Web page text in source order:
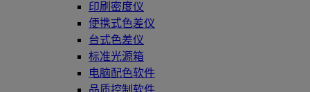
印刷密度仪
便携式色差仪
台式色差仪
标准光源箱
电脑配色软件
品质控制软件